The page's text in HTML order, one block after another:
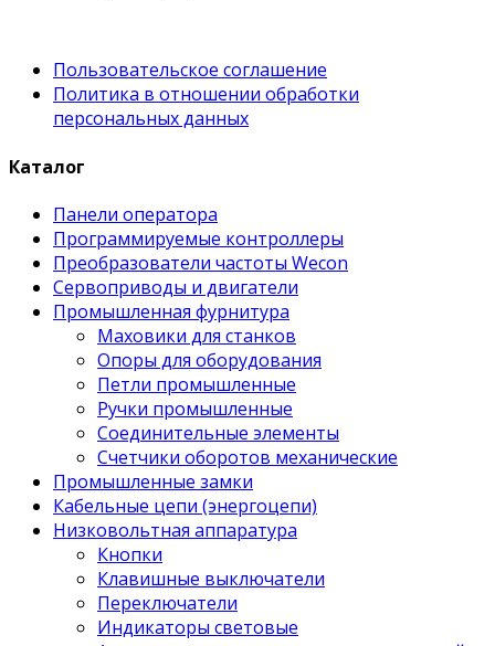
Пользовательское соглашение
Политика в отношении обработки
персональных данных
Каталог
Панели оператора
Программируемые контроллеры
Преобразователи частоты Wecon
Сервоприводы и двигатели
Промышленная фурнитура
Маховики для станков
Опоры для оборудования
Петли промышленные
Ручки промышленные
Соединительные элементы
Счетчики оборотов механические
Промышленные замки
Кабельные цепи (энергоцепи)
Низковольтная аппаратура
Кнопки
Клавишные выключатели
Переключатели
Индикаторы световые